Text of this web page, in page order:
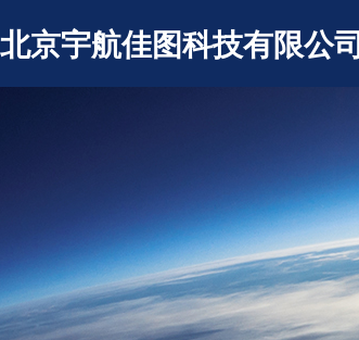
北京宇航佳图科技有限公司